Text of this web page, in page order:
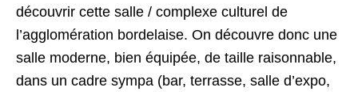
découvrir cette salle / complexe culturel de
l’agglomération bordelaise. On découvre donc une
salle moderne, bien équipée, de taille raisonnable,
dans un cadre sympa (bar, terrasse, salle d’expo,